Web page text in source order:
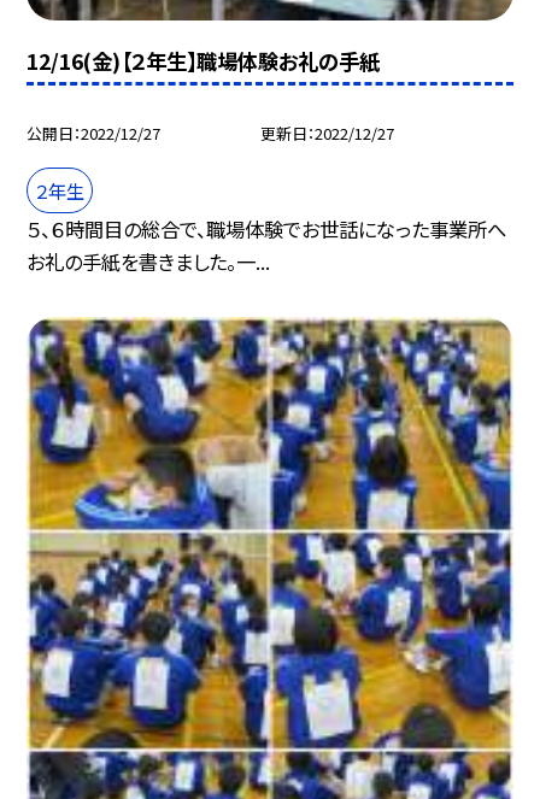
12/16(金)【２年生】職場体験お礼の手紙
公開日 2022/12/27 更新日 2022/12/27
２年生
５、６時間目の総合で、職場体験でお世話になった事業所へ
お礼の手紙を書きました。一...